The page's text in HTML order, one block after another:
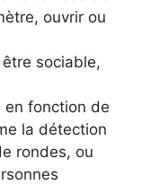
ouvrir ou
sociable,
en fonction de
la détection
rondes, ou